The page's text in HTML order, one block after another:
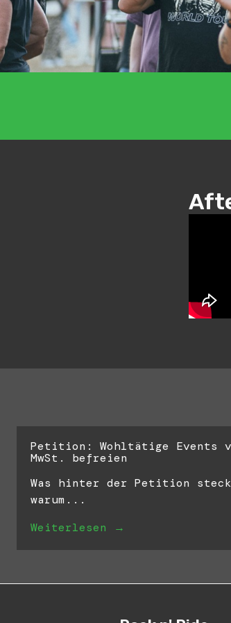
Petition: Wohltätige Events
MwSt. befreien
Was hinter der Petition
warum...
Weiterlesen →